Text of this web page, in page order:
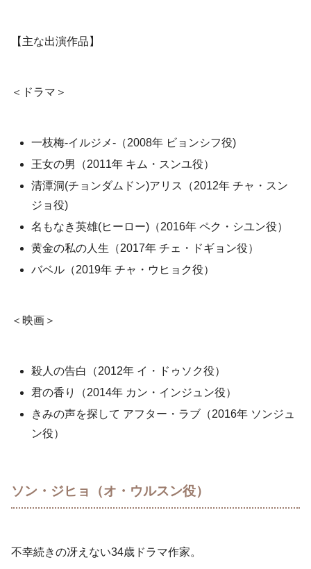
【主な出演作品】
＜ドラマ＞
一枝梅‐イルジメ‐（2008年 ビョンシフ役)
王女の男（2011年 キム・スンユ役）
清潭洞(チョンダムドン)アリス（2012年 チャ・スン
ジョ役)
名もなき英雄(ヒーロー)（2016年 ペク・シユン役）
黄金の私の人生（2017年 チェ・ドギョン役）
バベル（2019年 チャ・ウヒョク役）
＜映画＞
殺人の告白（2012年 イ・ドゥソク役）
君の香り（2014年 カン・インジュン役）
きみの声を探して アフター・ラブ（2016年 ソンジュ
ン役）
ソン・ジヒョ（オ・ウルスン役）
不幸続きの冴えない34歳ドラマ作家。